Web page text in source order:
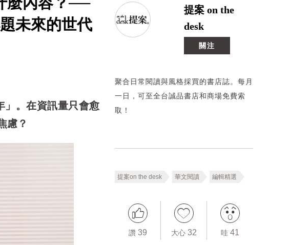
未來的世代
」。在資訊量只會愈
慮？
提案 on the
desk
關注
聚合日常閱讀與風格採買的書店誌。每月
一日，可至全台誠品書店和商場免費索
取！
提案on the desk 華文閱讀 編輯精選
讚 39 大心 32 哇 41